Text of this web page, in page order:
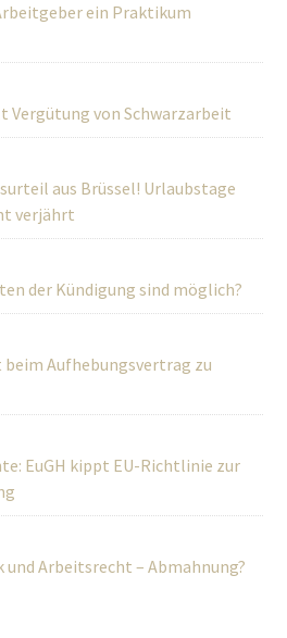
ein Praktikum
Vergütung von Schwarzarbeit
aus Brüssel! Urlaubstage
verjährt
der Kündigung sind möglich?
beim Aufhebungsvertrag zu
EuGH kippt EU-Richtlinie zur
und Arbeitsrecht – Abmahnung?